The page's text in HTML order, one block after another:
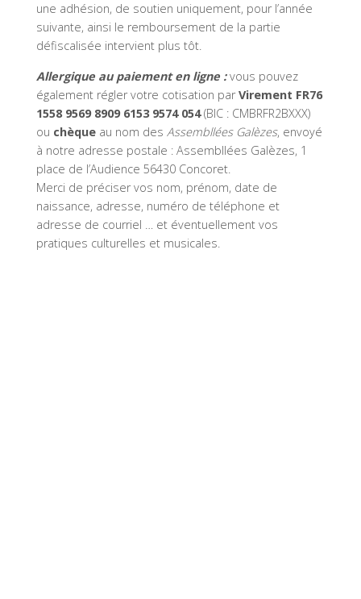
une adhésion, de soutien uniquement, pour l’année
suivante, ainsi le remboursement de la partie
défiscalisée intervient plus tôt.
Allergique au paiement en ligne :vous pouvez
également régler votre cotisation parVirement FR76
1558 9569 8909 6153 9574 054(BIC : CMBRFR2BXXX)
ou chèqueau nom des Assembllées Galèzes, envoyé
à notre adresse postale : Assembllées Galèzes, 1
place de l’Audience 56430 Concoret.
Merci de préciser vos nom, prénom, date de
naissance, adresse, numéro de téléphone et
adresse de courriel … et éventuellement vos
pratiques culturelles et musicales.